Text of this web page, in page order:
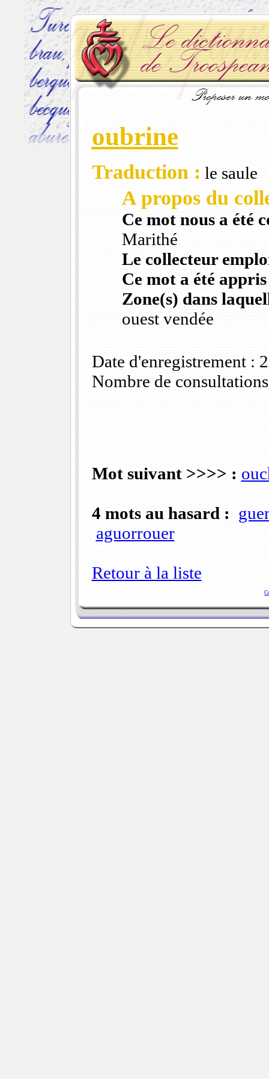
oubrine
Traduction : le saule
A propos du
Ce mot nous a été
Marithé
Le collecteur
Ce mot a été
Zone(s) dans
ouest vendée
Date d'enregistrement :
Nombre de
Mot suivant >>>> :
4 mots au hasard :
aguorrouer
Retour à la liste